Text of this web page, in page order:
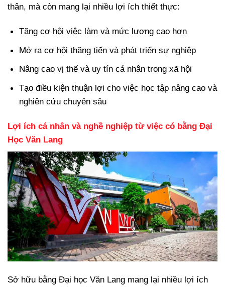
thân, mà còn mang lại nhiều lợi ích thiết thực:
Tăng cơ hội việc làm và mức lương cao hơn
Mở ra cơ hội thăng tiến và phát triển sự nghiệp
Nâng cao vị thế và uy tín cá nhân trong xã hội
Tạo điều kiện thuận lợi cho việc học tập nâng cao và
nghiên cứu chuyên sâu
Lợi ích cá nhân và nghề nghiệp từ việc có bằng Đại
Học Văn Lang
Sở hữu bằng Đại học Văn Lang mang lại nhiều lợi ích